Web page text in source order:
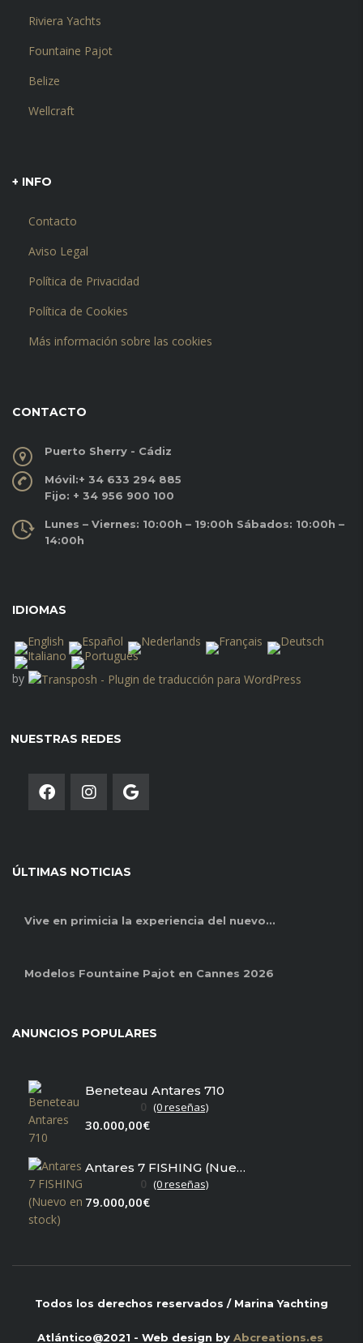
Riviera Yachts
Fountaine Pajot
Belize
Wellcraft
+ INFO
Contacto
Aviso Legal
Política de Privacidad
Política de Cookies
Más información sobre las cookies
CONTACTO
Puerto Sherry - Cádiz
Móvil:+ 34 633 294 885
Fijo: + 34 956 900 100
Lunes – Viernes: 10:00h – 19:00h Sábados: 10:00h –
14:00h
IDIOMAS
by
NUESTRAS REDES
ÚLTIMAS NOTICIAS
Vive en primicia la experiencia del nuevo...
Modelos Fountaine Pajot en Cannes 2026
ANUNCIOS POPULARES
Beneteau Antares 710
0 (0 reseñas)
30.000,00€
Antares 7 FISHING (Nuevo en stock)
0 (0 reseñas)
79.000,00€
Todos los derechos reservados / Marina Yachting
Atlántico@2021 - Web design by Abcreations.es